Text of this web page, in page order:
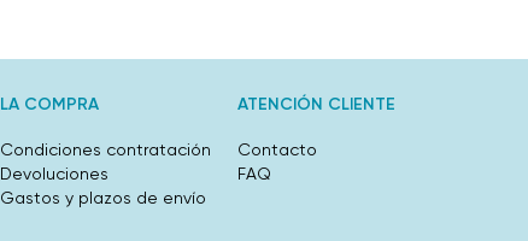
LA COMPRA
Condiciones contratación
Devoluciones
Gastos y plazos de envío
ATENCIÓN CLIENTE
Contacto
FAQ